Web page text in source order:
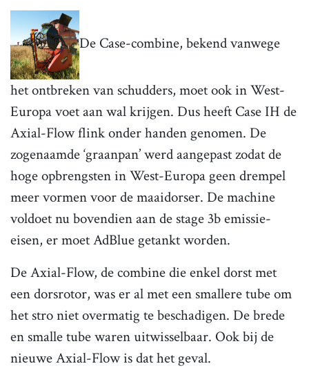
De Case-combine, bekend vanwege
het ontbreken van schudders, moet ook in West-
Europa voet aan wal krijgen. Dus heeft Case IH de
Axial-Flow flink onder handen genomen. De
zogenaamde ‘graanpan’ werd aangepast zodat de
hoge opbrengsten in West-Europa geen drempel
meer vormen voor de maaidorser. De machine
voldoet nu bovendien aan de stage 3b emissie-
eisen, er moet AdBlue getankt worden.
De Axial-Flow, de combine die enkel dorst met
een dorsrotor, was er al met een smallere tube om
het stro niet overmatig te beschadigen. De brede
en smalle tube waren uitwisselbaar. Ook bij de
nieuwe Axial-Flow is dat het geval.